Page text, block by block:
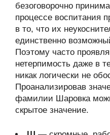
безоговорочно
процессе воспитания
в то, что их
единственно
Поэтому часто
нетерпимость даже в
никак логически не
Проанализировав
фамилии Шаровка
скрытое значение.